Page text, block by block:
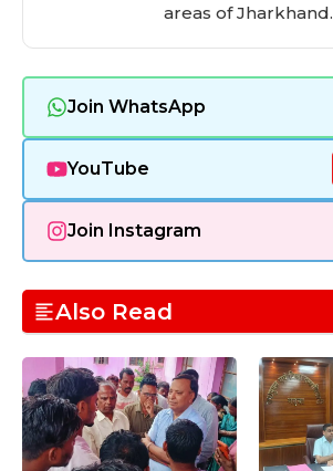
areas of Jharkhand.
Join WhatsApp
YouTube
Join Instagram
Also Read